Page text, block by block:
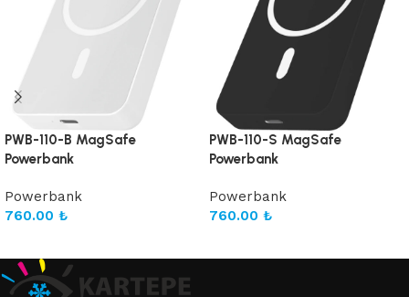
PWB-110-B MagSafe
Powerbank
Powerbank
760.00 ₺
PWB-110-S MagSafe
Powerbank
Powerbank
760.00 ₺